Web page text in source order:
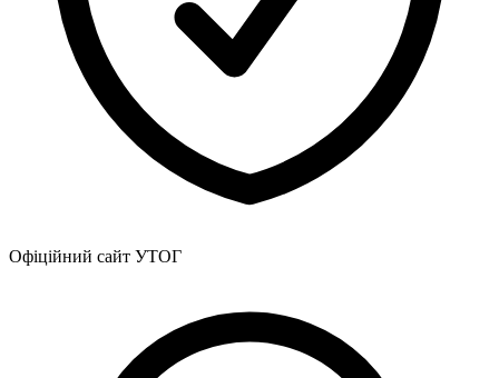
Офіційний сайт УТОГ